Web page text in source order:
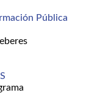
Pública